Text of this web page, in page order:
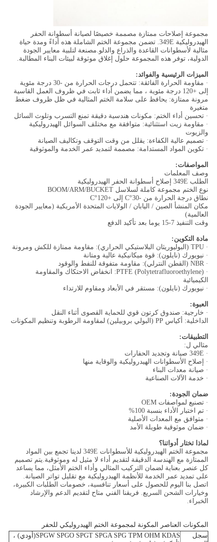
مجموعة إصلاحات ممتازة مصممة خصيصًا لصيانة أسطوانة الحفر
الهيدروليكية 349E. تضمن مجموعة الختم الشاملة هذه أداءً ومدة حياة
مثالية لأسطوانات القاعدة والذراع والدلو.مصنعة لتلبية معايير الجودة
الدولية، توفر هذه المجموعة حلول إغلاق موثوقة لبيئات البناء المطالبة.
الميزات الرئيسية والفوائد:
· مقاومة الحرارة الفائقة: تتحمل درجات الحرارة من -30 درجة مئوية
إلى +120 درجة مئوية ، مما يضمن أداء ثابت في ظروف العمل القاسية
مرونة ممتازة: يحافظ على سلامة الختم المثالية في ظل ظروف ضغط
متغيرة
· تحسين أداء الختم: مكونات هندسية دقيقة تمنع التسرب وتلوث السائل
· مقاومة زيت استثنائية: متوافقة مع مختلف السوائل الهيدروليكية
والزيوت
· تصميم عالية الكفاءة: يقلل من وقت التوقف وتكاليف الصيانة
· تكوين المواد المستدامة: مصممة لتمديد عمر الخدمة والموثوقية
المواصفات:
وصف المعلمات
الطلب 349E إصلاح أسطوانة الحفر الهيدروليكية
نوع الختم مجموعة كاملة لسلاسل BOOM/ARM/BUCKET
نطاق درجة الحرارة من -30°C إلى +120°C
مكان المنشأ الصين / اليابان / الولايات المتحدة الأمريكية (معايير الجودة
العالمية)
وقت التنفيذ 7-15 يوما بعد تأكيد الدفع
مادة التكوين:
· TPU (البوليوريثان البلاستيكي الحراري): مقاومة ممتازة للكش ومرونة
· نيويورك (نايلون): قوة ميكانيكية عالية ومتانة
· NBR (القطن النترلي): مقاومة متفوقة للنفط والوقود
· PTFE (Polytetrafluoroethylene): انخفاض الاحتكاك والمقاومة
الكيميائية
· نيويورك (نايلون): مستقر في الأبعاد ومقاوم للارتداء
العبوة:
· خارجية: صندوق كرتون قوي للحماية القصوى أثناء النقل
الداخلية: أكياس PP (البولي بروبيلين) لمقاومة الرطوبة وتنظيم المكونات
التطبيقات:
مثالي ل:
· 349E صيانة وتجديد الحفارات
· إصلاح الأسطوانات الهيدروليكية والوقاية منها
· صيانة معدات البناء
· خدمة الآلات الصناعية
ضمان الجودة:
· تصنيع لمواصفات OEM
· تم اختبار الأداء بنسبة 100%
· متوافق مع المعدات الأصلية
· ضمان موثوقية طويلة الأمد
لماذا تختار أدواتنا؟
مجموعة الختم الهيدروليكية للأسطوانات 349E لدينا تجمع بين المواد
الممتازة مع الهندسة الدقيقة لتقديم أداء لا مثيل له وموثوقية.يتم تصميم
كل عنصر بعناية لضمان التركيب المثالي وأداء الختم الأمثل، مما يساعد
على تمديد عمر الخدمة للأنظمة الهيدروليكية مع تقليل تواتر الصيانة.
اتصل بنا اليوم للحصول على أسعار تنافسية، خصومات الطلبات الكبيرة،
وخيارات الشحن السريع. فريقنا الفني متاح لتقديم الدعم والإرشاد
الخبراء.
المكونات العناصر المكونة لمجموعة الختم الهيدروليكي للحفر
سجل
SPGW SPGO SPGT SPGA SPG TPM OHM KDAS(أودي) ،